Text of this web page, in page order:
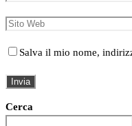
Salva il mio nome,
Cerca